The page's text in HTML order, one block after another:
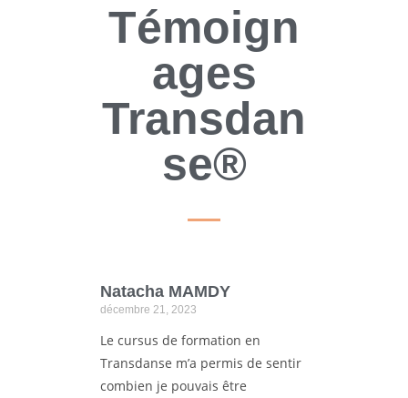
Témoign
ages
Transdan
se®
Natacha MAMDY
décembre 21, 2023
Le cursus de formation en
Transdanse m’a permis de sentir
combien je pouvais être